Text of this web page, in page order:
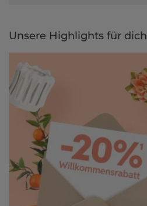
Unsere Highlights für dich